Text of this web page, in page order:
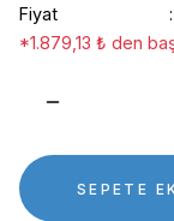
Fiyat
*1.879,13 ₺ den
SEPETE